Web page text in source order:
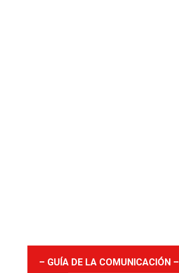
– GUÍA DE LA COMUNICACIÓN –